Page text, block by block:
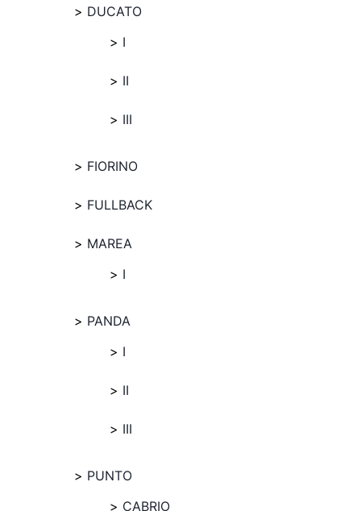
DUCATO
I
II
III
FIORINO
FULLBACK
MAREA
I
PANDA
I
II
III
PUNTO
CABRIO